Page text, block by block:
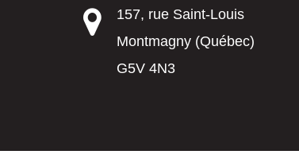
157, rue Saint-Louis
Montmagny (Québec)
G5V 4N3